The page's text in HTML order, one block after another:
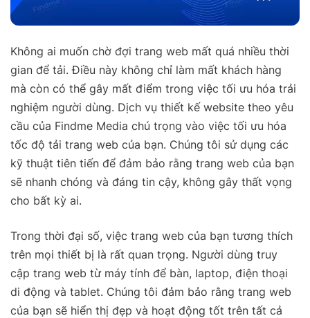
Không ai muốn chờ đợi trang web mất quá nhiều thời
gian để tải. Điều này không chỉ làm mất khách hàng
mà còn có thể gây mất điểm trong việc tối ưu hóa trải
nghiệm người dùng. Dịch vụ thiết kế website theo yêu
cầu của Findme Media chú trọng vào việc tối ưu hóa
tốc độ tải trang web của bạn. Chúng tôi sử dụng các
kỹ thuật tiên tiến để đảm bảo rằng trang web của bạn
sẽ nhanh chóng và đáng tin cậy, không gây thất vọng
cho bất kỳ ai.
Trong thời đại số, việc trang web của bạn tương thích
trên mọi thiết bị là rất quan trọng. Người dùng truy
cập trang web từ máy tính để bàn, laptop, điện thoại
di động và tablet. Chúng tôi đảm bảo rằng trang web
của bạn sẽ hiển thị đẹp và hoạt động tốt trên tất cả